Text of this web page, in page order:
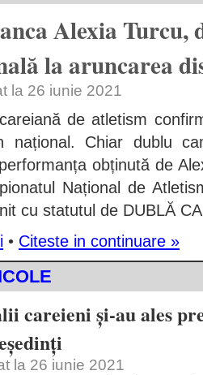
Alexia Turcu,
la aruncarea
la 26 iunie 2021
de atletism
național. Chiar dublu
obținută de
Național de
cu statutul de DUBLĂ
• Citeste in continuare »
careieni și-au ales
la 26 iunie 2021